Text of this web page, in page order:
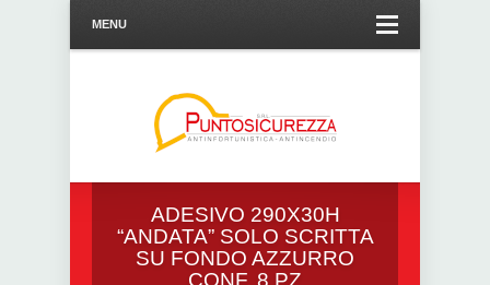
MENU
ADESIVO 290X30H
“ANDATA” SOLO SCRITTA
SU FONDO AZZURRO
CONF. 8 PZ